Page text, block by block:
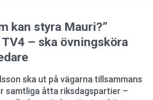
kan styra Mauri?”
– ska övningsköra
ska ut på vägarna tillsammans
samtliga åtta riksdagspartier –